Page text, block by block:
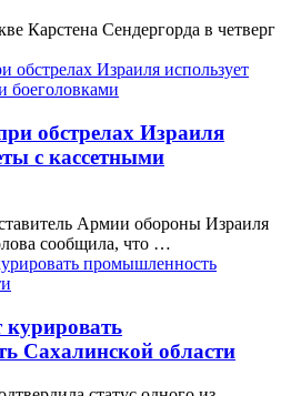
Карстена Сендергорда в четверг
обстрелах Израиля
с кассетными
Армии обороны Израиля
сообщила, что …
курировать
Сахалинской области